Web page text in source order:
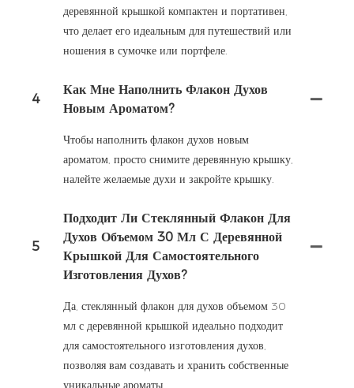
деревянной крышкой компактен и портативен,
что делает его идеальным для путешествий или
ношения в сумочке или портфеле.
4
Как Мне Наполнить Флакон Духов
Новым Ароматом?
Чтобы наполнить флакон духов новым
ароматом, просто снимите деревянную крышку,
налейте желаемые духи и закройте крышку.
5
Подходит Ли Стеклянный Флакон Для
Духов Объемом 30 Мл С Деревянной
Крышкой Для Самостоятельного
Изготовления Духов?
Да, стеклянный флакон для духов объемом 30
мл с деревянной крышкой идеально подходит
для самостоятельного изготовления духов,
позволяя вам создавать и хранить собственные
уникальные ароматы.